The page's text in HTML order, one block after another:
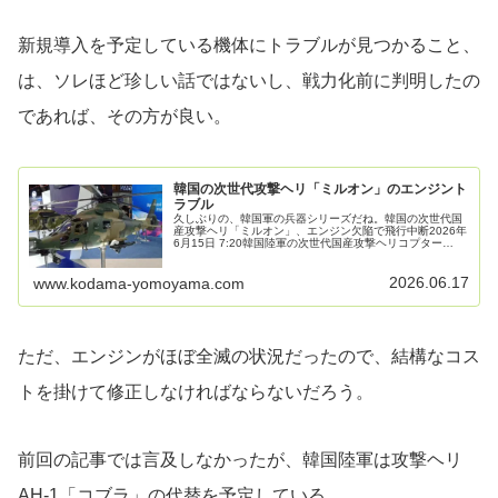
新規導入を予定している機体にトラブルが見つかること、
は、ソレほど珍しい話ではないし、戦力化前に判明したの
であれば、その方が良い。
韓国の次世代攻撃ヘリ「ミルオン」のエンジント
ラブル
久しぶりの、韓国軍の兵器シリーズだね。韓国の次世代国
産攻撃ヘリ「ミルオン」、エンジン欠陥で飛行中断2026年
6月15日 7:20韓国陸軍の次世代国産攻撃ヘリコプター
www.kodama-yomoyama.com 2026.06.17
ただ、エンジンがほぼ全滅の状況だったので、結構なコス
トを掛けて修正しなければならないだろう。
前回の記事では言及しなかったが、韓国陸軍は攻撃ヘリ